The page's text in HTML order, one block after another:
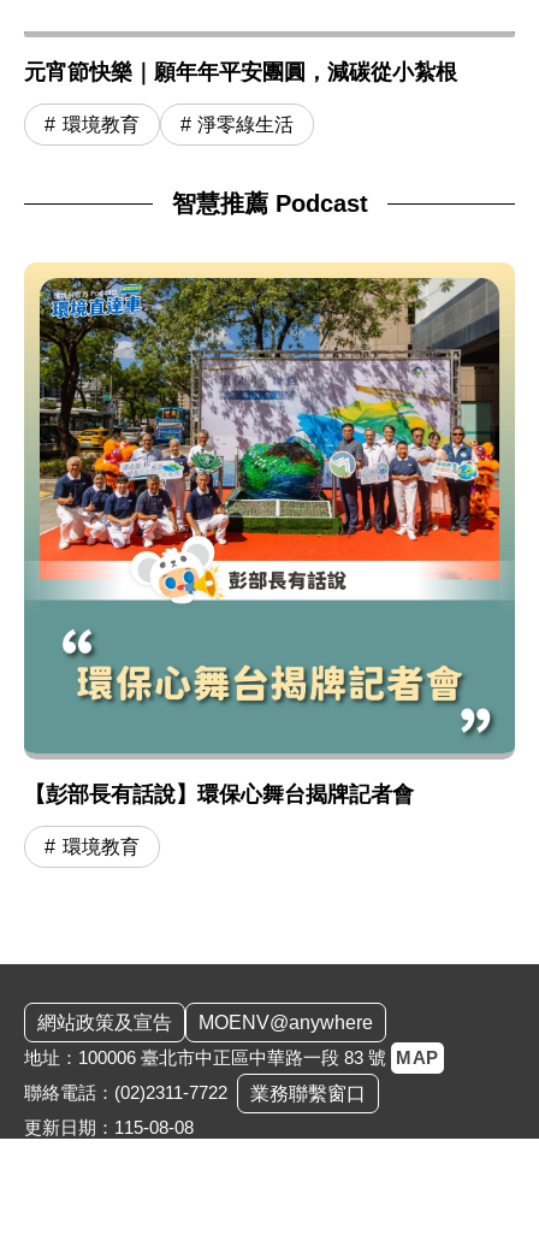
元宵節快樂｜願年年平安團圓，減碳從小紮根
環境教育 淨零綠生活
智慧推薦 Podcast
【彭部長有話說】環保心舞台揭牌記者會
環境教育
網站政策及宣告
MOENV@anywhere
地址：100006 臺北市中正區中華路一段 83 號 MAP
聯絡電話： (02)2311-7722
業務聯繫窗口
更新日期：115-08-08